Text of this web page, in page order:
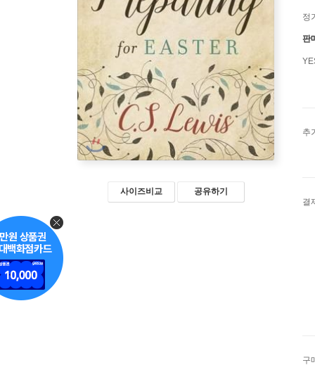
사이즈비교 공유하기
정
판
추
결
구